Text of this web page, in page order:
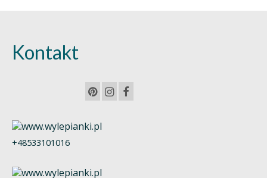
Kontakt
+48533101016